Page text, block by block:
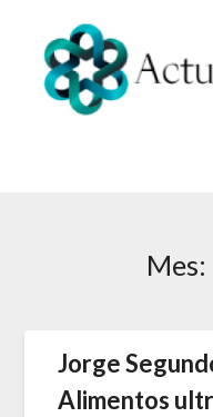
contenido
Mes:
Jorge
Alimentos